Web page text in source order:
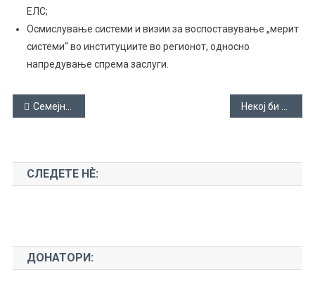
ЕЛС;
Осмислување системи и визии за воспоставување „мерит
системи“ во институциите во регионот, односно
напредување спрема заслуги.
Навигација
напис
Семејно насилство Некој би рекол: беше проект и помина
СЛЕДЕТЕ НЀ:
ДОНАТОРИ: